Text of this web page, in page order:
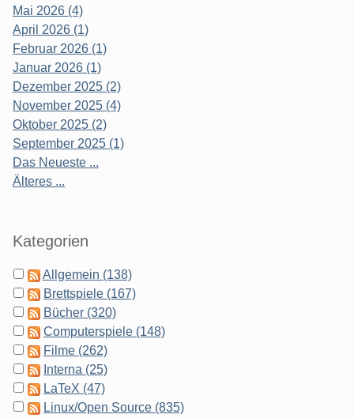
Mai 2026 (4)
April 2026 (1)
Februar 2026 (1)
Januar 2026 (1)
Dezember 2025 (2)
November 2025 (4)
Oktober 2025 (2)
September 2025 (1)
Das Neueste ...
Älteres ...
Kategorien
Allgemein (138)
Brettspiele (167)
Bücher (320)
Computerspiele (148)
Filme (262)
Interna (25)
LaTeX (47)
Linux/Open Source (835)